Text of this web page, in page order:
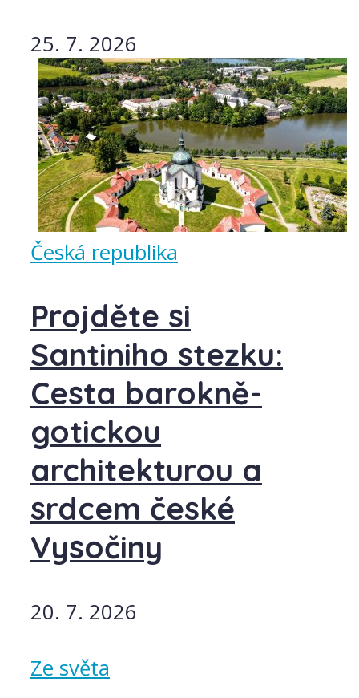
25. 7. 2026
Česká republika
Projděte si
Santiniho stezku:
Cesta barokně-
gotickou
architekturou a
srdcem české
Vysočiny
20. 7. 2026
Ze světa